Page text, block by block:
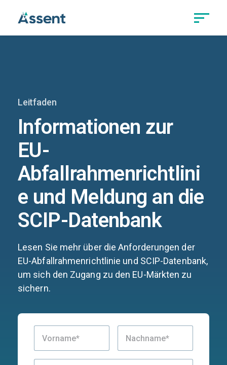
Leitfaden
Informationen zur
EU-
Abfallrahmenrichtlini
e und Meldung an die
SCIP-Datenbank
Lesen Sie mehr über die Anforderungen der
EU-Abfallrahmenrichtlinie und SCIP-Datenbank,
um sich den Zugang zu den EU-Märkten zu
sichern.